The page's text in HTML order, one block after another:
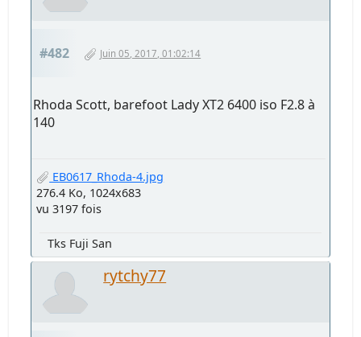
#482 Juin 05, 2017, 01:02:14
Rhoda Scott, barefoot Lady XT2 6400 iso F2.8 à
140
EB0617_Rhoda-4.jpg
276.4 Ko, 1024x683
vu 3197 fois
Tks Fuji San
rytchy77